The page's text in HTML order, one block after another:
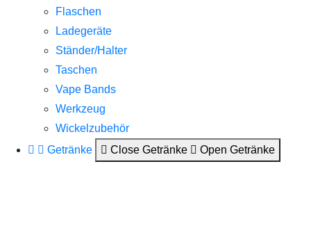
Flaschen
Ladegeräte
Ständer/Halter
Taschen
Vape Bands
Werkzeug
Wickelzubehör
Getränke
Close Getränke Open Getränke